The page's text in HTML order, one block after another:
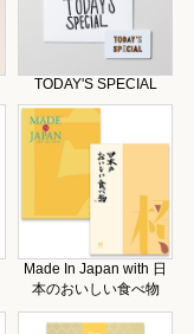
TODAY'S SPECIAL
Made In Japan with 日
本のおいしい食べ物